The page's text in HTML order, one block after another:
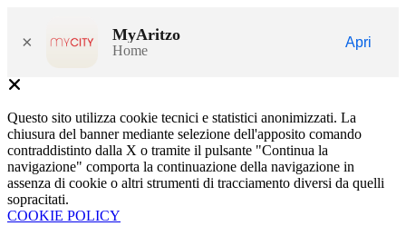
× MyAritzo
Home
Apri
Questo sito utilizza cookie tecnici e statistici anonimizzati. La
chiusura del banner mediante selezione dell'apposito comando
contraddistinto dalla X o tramite il pulsante "Continua la
navigazione" comporta la continuazione della navigazione in
assenza di cookie o altri strumenti di tracciamento diversi da quelli
sopracitati.
COOKIE POLICY